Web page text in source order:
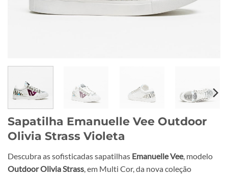
Sapatilha Emanuelle Vee Outdoor
Olivia Strass Violeta
Descubra as sofisticadas sapatilhas Emanuelle Vee, modelo
Outdoor Olivia Strass, em Multi Cor, da nova coleção